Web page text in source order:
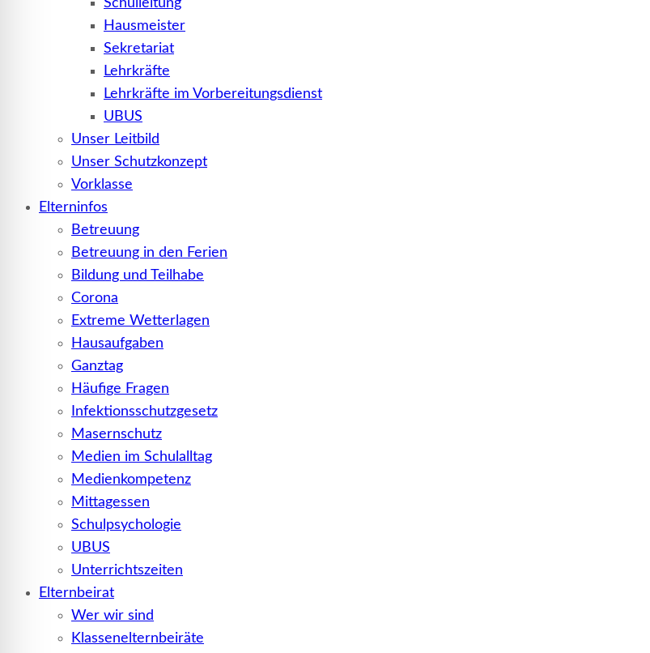
Schulleitung
Hausmeister
Sekretariat
Lehrkräfte
Lehrkräfte im Vorbereitungsdienst
UBUS
Unser Leitbild
Unser Schutzkonzept
Vorklasse
Elterninfos
Betreuung
Betreuung in den Ferien
Bildung und Teilhabe
Corona
Extreme Wetterlagen
Hausaufgaben
Ganztag
Häufige Fragen
Infektionsschutzgesetz
Masernschutz
Medien im Schulalltag
Medienkompetenz
Mittagessen
Schulpsychologie
UBUS
Unterrichtszeiten
Elternbeirat
Wer wir sind
Klassenelternbeiräte